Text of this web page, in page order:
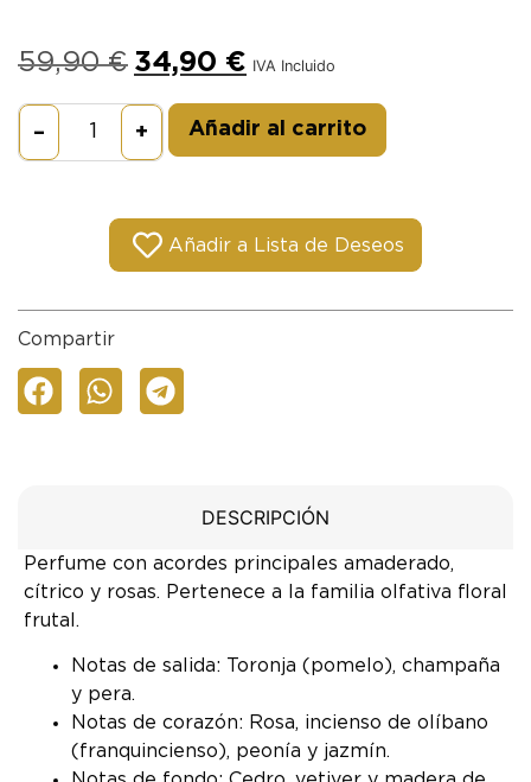
59,90€ 34,90 € IVA Incluido
– + Añadir al carrito
Añadir a Lista de Deseos
Compartir
DESCRIPCIÓN
Perfume con acordes principales amaderado,
cítrico y rosas. Pertenece a la familia olfativa floral
frutal.
Notas de salida: Toronja (pomelo), champaña
y pera.
Notas de corazón: Rosa, incienso de olíbano
(franquincienso), peonía y jazmín.